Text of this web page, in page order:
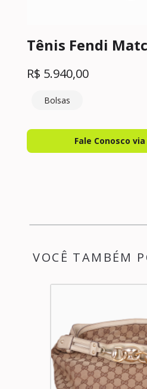
Tênis Fendi
R$ 5.940,00
Bolsas
Fale Conosco
VOCÊ TAMBÉM